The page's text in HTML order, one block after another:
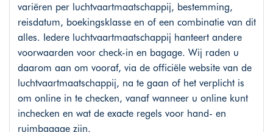
variëren per luchtvaartmaatschappij, bestemming,
reisdatum, boekingsklasse en of een combinatie van dit
alles. Iedere luchtvaartmaatschappij hanteert andere
voorwaarden voor check-in en bagage. Wij raden u
daarom aan om vooraf, via de officiële website van de
luchtvaartmaatschappij, na te gaan of het verplicht is
om online in te checken, vanaf wanneer u online kunt
inchecken en wat de exacte regels voor hand- en
ruimbagage zijn.